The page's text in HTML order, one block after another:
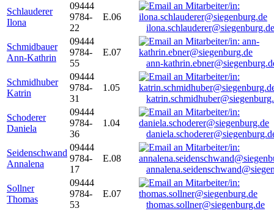
Schlauderer
Ilona
09444
9784-
22
E.06
ilona.schlauderer@siegenburg.de
Schmidbauer
Ann-Kathrin
09444
9784-
55
E.07
ann-
Schmidhuber
Katrin
09444
9784-
31
1.05
Schoderer
Daniela
09444
9784-
36
1.04
Seidenschwand
Annalena
09444
9784-
17
E.08
Sollner
Thomas
09444
9784-
53
E.07
thomas.sollner@siegenburg.de